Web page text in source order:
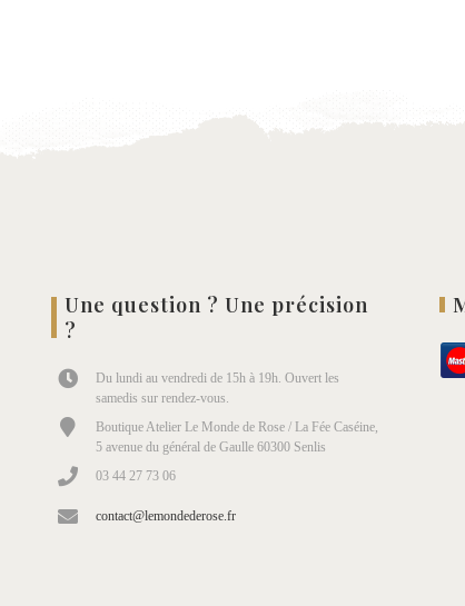
Une question ? Une précision
?
Du lundi au vendredi de 15h à 19h. Ouvert les
samedis sur rendez-vous.
Boutique Atelier Le Monde de Rose / La Fée Caséine,
5 avenue du général de Gaulle 60300 Senlis
03 44 27 73 06
contact@lemondederose.fr